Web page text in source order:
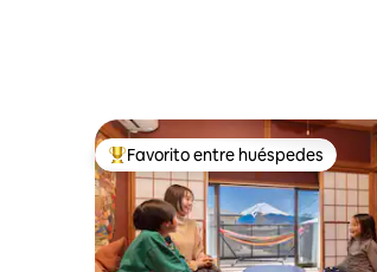
Favorito entre huéspedes
Favorito entre huéspedes